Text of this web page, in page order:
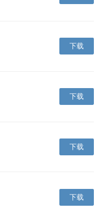
下载
下载
下载
下载